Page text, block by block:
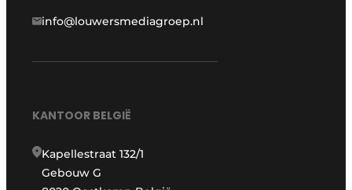
info@louwersmediagroep.nl
KANTOOR BELGIË
Kapellestraat 132/1
Gebouw G